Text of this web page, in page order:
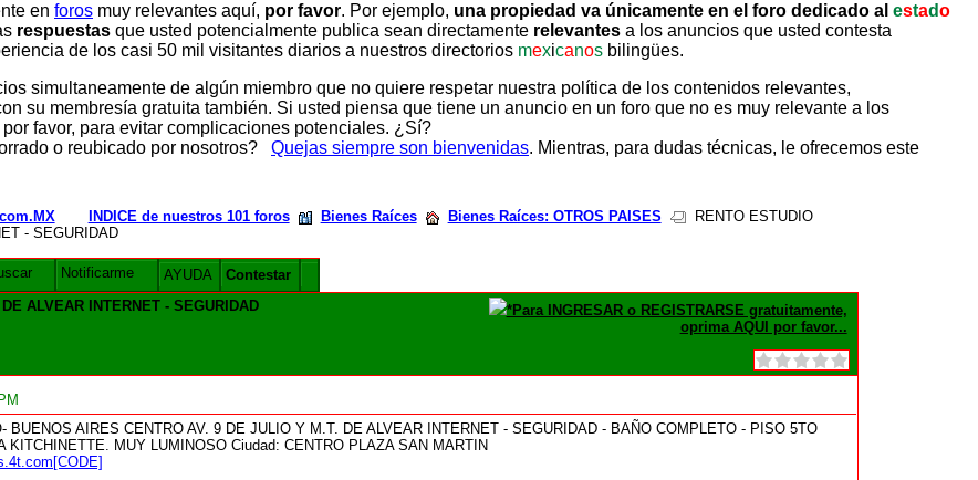
en foros muy relevantes aquí, por favor. Por ejemplo, una propiedad va únicamente en el foro dedicado al estado
respuestas que usted potencialmente publica sean directamente relevantes a los anuncios que usted contesta
de los casi 50 mil visitantes diarios a nuestros directorios mexicanos bilingües.
simultaneamente de algún miembro que no quiere respetar nuestra política de los contenidos relevantes,
su membresía gratuita también. Si usted piensa que tiene un anuncio en un foro que no es muy relevante a los
por favor, para evitar complicaciones potenciales. ¿Sí?
o reubicado por nosotros? Quejas siempre son bienvenidas. Mientras, para dudas técnicas, le ofrecemos este
INDICE de nuestros 101 foros Bienes Raíces Bienes Raíces: OTROS PAISES
RENTO ESTUDIO
- SEGURIDAD
Notificarme AYUDA
Contestar
ALVEAR INTERNET - SEGURIDAD
*Para INGRESAR o REGISTRARSE gratuitamente,
oprima AQUI por favor...
BUENOS AIRES CENTRO AV. 9 DE JULIO Y M.T. DE ALVEAR INTERNET - SEGURIDAD - BAÑO COMPLETO - PISO 5TO
KITCHINETTE. MUY LUMINOSO Ciudad: CENTRO PLAZA SAN MARTIN